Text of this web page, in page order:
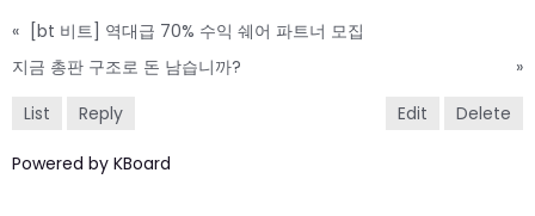
« [bt 비트] 역대급 70% 수익 쉐어 파트너 모집
지금 총판 구조로 돈 남습니까?
»
List
Reply Edit Delete
Powered by KBoard